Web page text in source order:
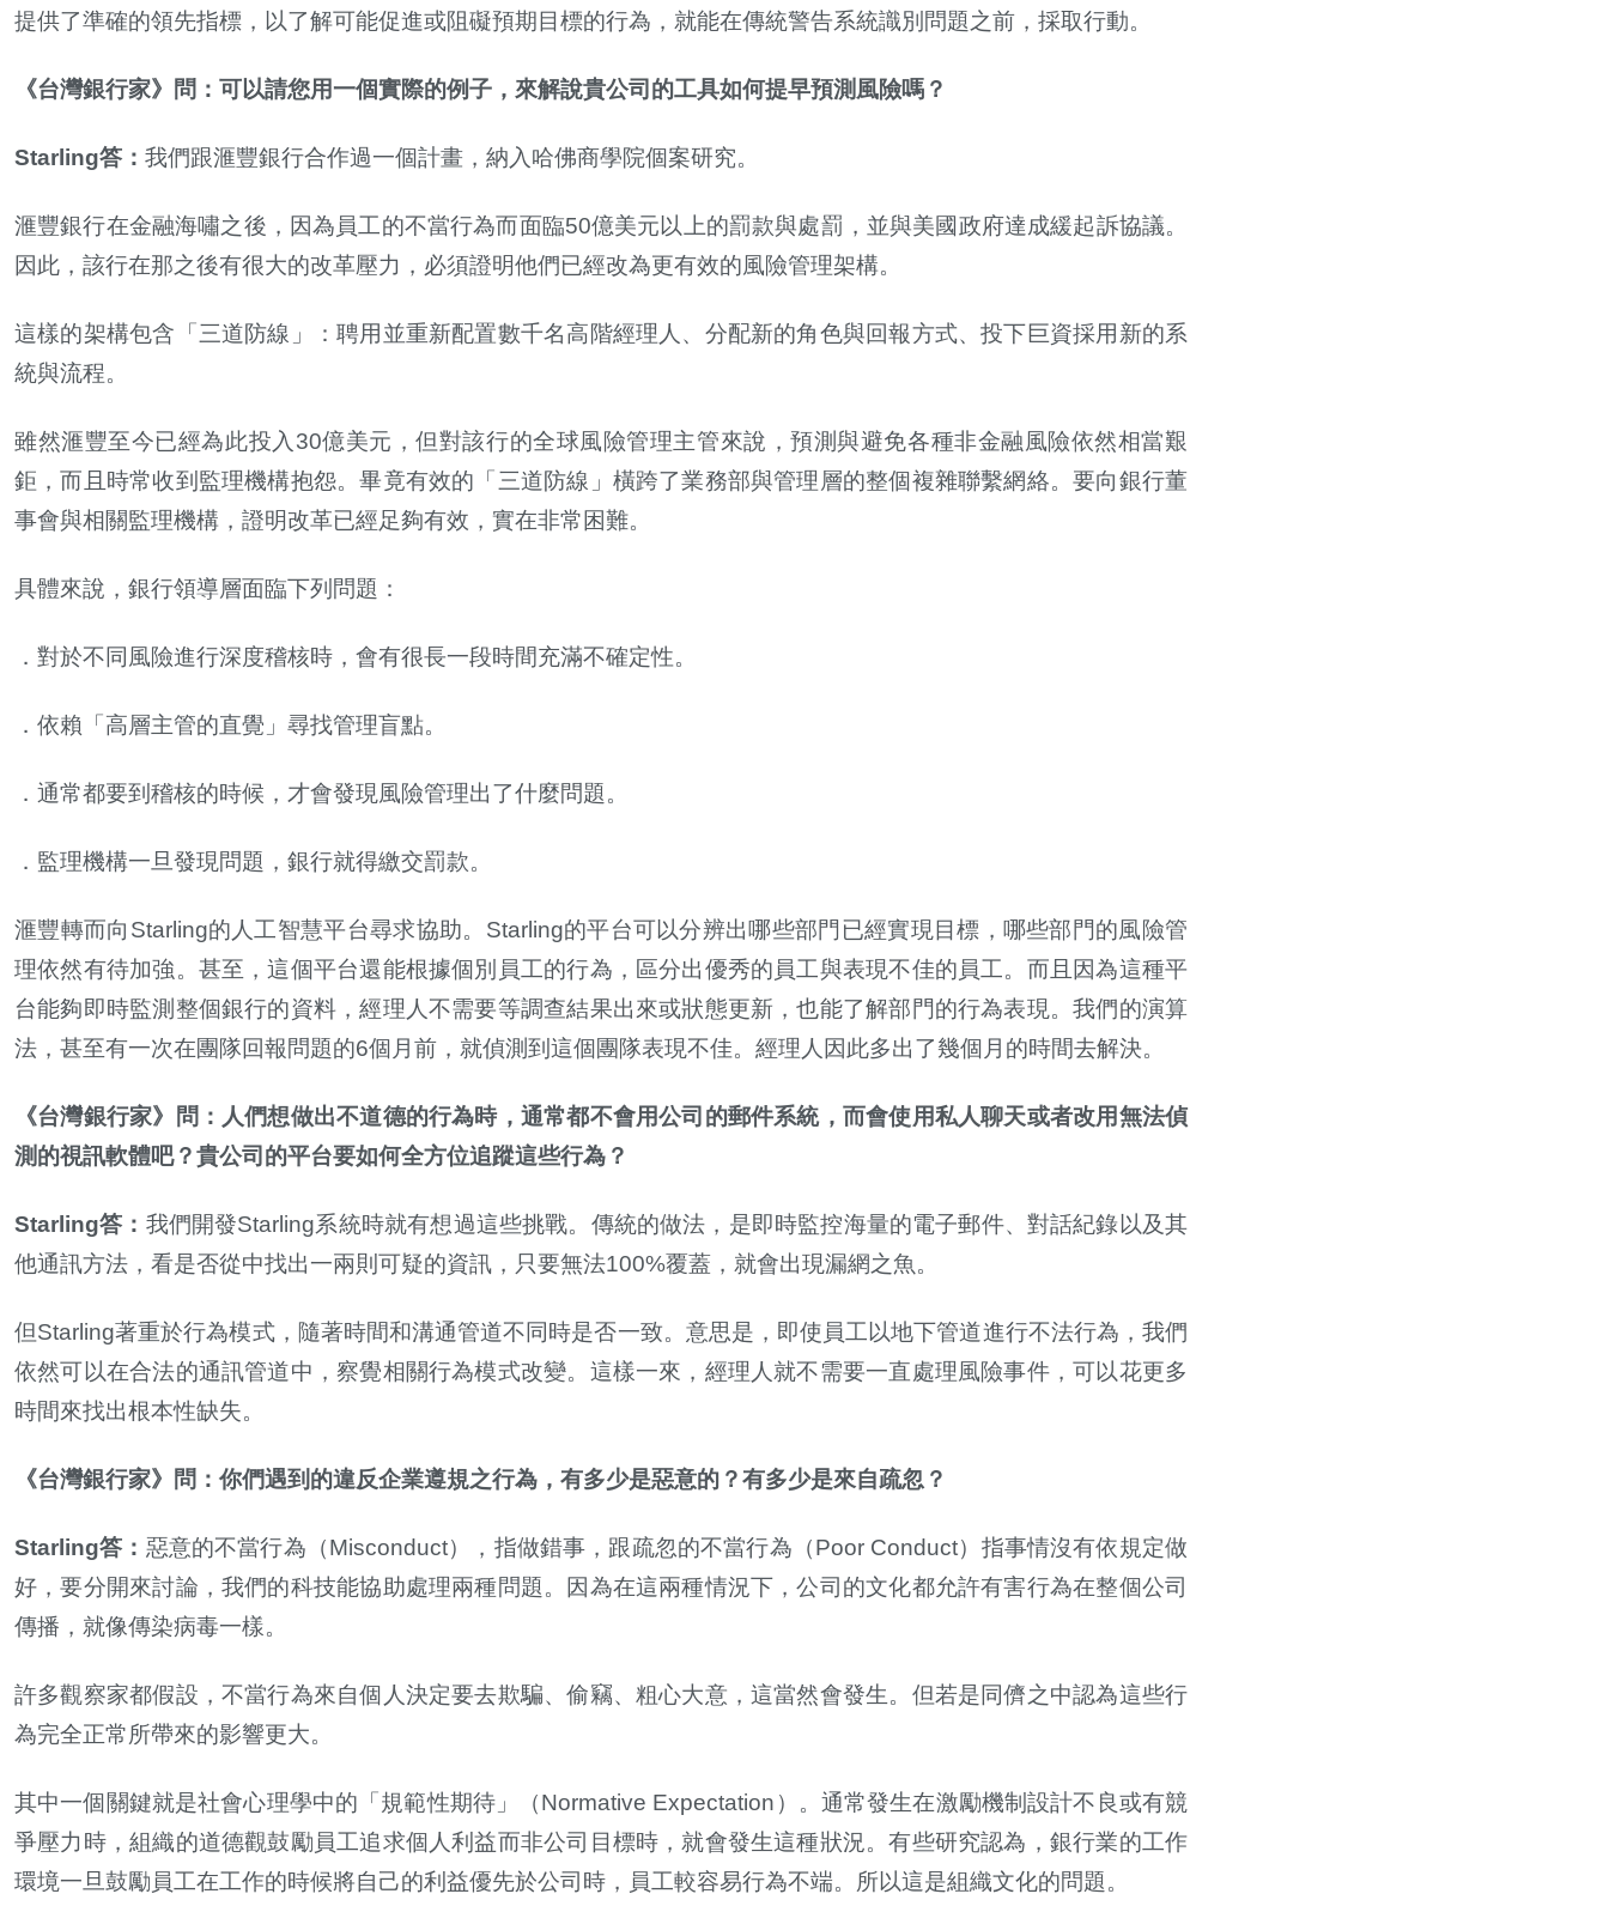
提供了準確的領先指標，以了解可能促進或阻礙預期目標的行為，就能在傳統警告系統識別問題之前，採取行動。
《台灣銀行家》問：可以請您用一個實際的例子，來解說貴公司的工具如何提早預測風險嗎？
Starling答： 我們跟滙豐銀行合作過一個計畫，納入哈佛商學院個案研究。
滙豐銀行在金融海嘯之後，因為員工的不當行為而面臨50億美元以上的罰款與處罰，並與美國政府達成緩起訴協議。
因此，該行在那之後有很大的改革壓力，必須證明他們已經改為更有效的風險管理架構。
這樣的架構包含「三道防線」：聘用並重新配置數千名高階經理人、分配新的角色與回報方式、投下巨資採用新的系
統與流程。
雖然滙豐至今已經為此投入 30億美元，但對該行的全球風險管理主管來說，預測與避免各種非金融風險依然相當艱
鉅，而且時常收到監理機構抱怨。畢竟有效的「三道防線」橫跨了業務部與管理層的整個複雜聯繫網絡。要向銀行董
事會與相關監理機構，證明改革已經足夠有效，實在非常困難。
具體來說，銀行領導層面臨下列問題：
．對於不同風險進行深度稽核時，會有很長一段時間充滿不確定性。
．依賴「高層主管的直覺」尋找管理盲點。
．通常都要到稽核的時候，才會發現風險管理出了什麼問題。
．監理機構一旦發現問題，銀行就得繳交罰款。
滙豐轉而向 Starling的人工智慧平台尋求協助。 Starling的平台可以分辨出哪些部門已經實現目標，哪些部門的風險管
理依然有待加強。甚至，這個平台還能根據個別員工的行為，區分出優秀的員工與表現不佳的員工。而且因為這種平
台能夠即時監測整個銀行的資料，經理人不需要等調查結果出來或狀態更新，也能了解部門的行為表現。我們的演算
法，甚至有一次在團隊回報問題的6個月前，就偵測到這個團隊表現不佳。經理人因此多出了幾個月的時間去解決。
《台灣銀行家》問：人們想做出不道德的行為時，通常都不會用公司的郵件系統，而會使用私人聊天或者改用無法偵
測的視訊軟體吧？貴公司的平台要如何全方位追蹤這些行為？
Starling答： 我們開發Starling系統時就有想過這些挑戰。傳統的做法，是即時監控海量的電子郵件、對話紀錄以及其
他通訊方法，看是否從中找出一兩則可疑的資訊，只要無法100%覆蓋，就會出現漏網之魚。
但Starling著重於行為模式，隨著時間和溝通管道不同時是否一致。意思是，即使員工以地下管道進行不法行為，我們
依然可以在合法的通訊管道中，察覺相關行為模式改變。這樣一來，經理人就不需要一直處理風險事件，可以花更多
時間來找出根本性缺失。
《台灣銀行家》問：你們遇到的違反企業遵規之行為，有多少是惡意的？有多少是來自疏忽？
Starling答： 惡意的不當行為（Misconduct），指做錯事，跟疏忽的不當行為（Poor Conduct）指事情沒有依規定做
好，要分開來討論，我們的科技能協助處理兩種問題。因為在這兩種情況下，公司的文化都允許有害行為在整個公司
傳播，就像傳染病毒一樣。
許多觀察家都假設，不當行為來自個人決定要去欺騙、偷竊、粗心大意，這當然會發生。但若是同儕之中認為這些行
為完全正常所帶來的影響更大。
其中一個關鍵就是社會心理學中的「規範性期待」（Normative Expectation ）。通常發生在激勵機制設計不良或有競
爭壓力時，組織的道德觀鼓勵員工追求個人利益而非公司目標時，就會發生這種狀況。有些研究認為，銀行業的工作
環境一旦鼓勵員工在工作的時候將自己的利益優先於公司時，員工較容易行為不端。所以這是組織文化的問題。